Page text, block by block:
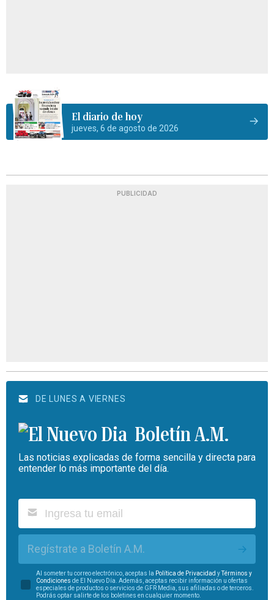
El diario de hoy
jueves, 6 de agosto de 2026
PUBLICIDAD
DE LUNES A VIERNES
Boletín A.M.
Las noticias explicadas de forma sencilla y directa para
entender lo más importante del día.
Regístrate a Boletín A.M.
Al someter tu correo electrónico, aceptas la Política de Privacidad yTérminos y
Condiciones de El Nuevo Día. Además, aceptas recibir información u ofertas
especiales de productos o servicios de GFR Media, sus afiliadas o de terceros.
Podrás optar salirte de los boletines en cualquier momento.